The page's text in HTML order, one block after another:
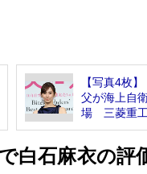
【写真4枚
父が海上自
場 三菱重工
白石麻衣の